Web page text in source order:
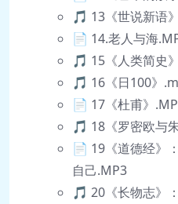
🎵 13《世说新语
📄 14.老人与海
🎵 15《人类简史
🎵 16《日100》
📄 17《杜甫》
🎵 18《罗密欧与
📄 19《道德经》
自己.MP3
🎵 20《长物志》